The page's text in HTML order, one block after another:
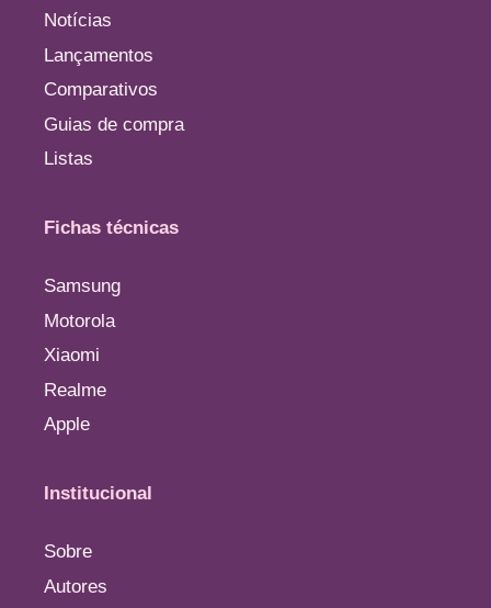
Notícias
Lançamentos
Comparativos
Guias de compra
Listas
Fichas técnicas
Samsung
Motorola
Xiaomi
Realme
Apple
Institucional
Sobre
Autores